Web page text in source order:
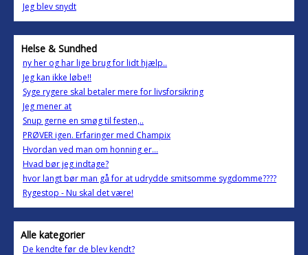
Jeg blev snydt
Helse & Sundhed
ny her og har lige brug for lidt hjælp..
Jeg kan ikke løbe!!
Syge rygere skal betaler mere for livsforsikring
Jeg mener at
Snup gerne en smøg til festen,..
PRØVER igen. Erfaringer med Champix
Hvordan ved man om honning er...
Hvad bør jeg indtage?
hvor langt bør man gå for at udrydde smitsomme sygdomme????
Rygestop - Nu skal det være!
Alle kategorier
De kendte før de blev kendt?